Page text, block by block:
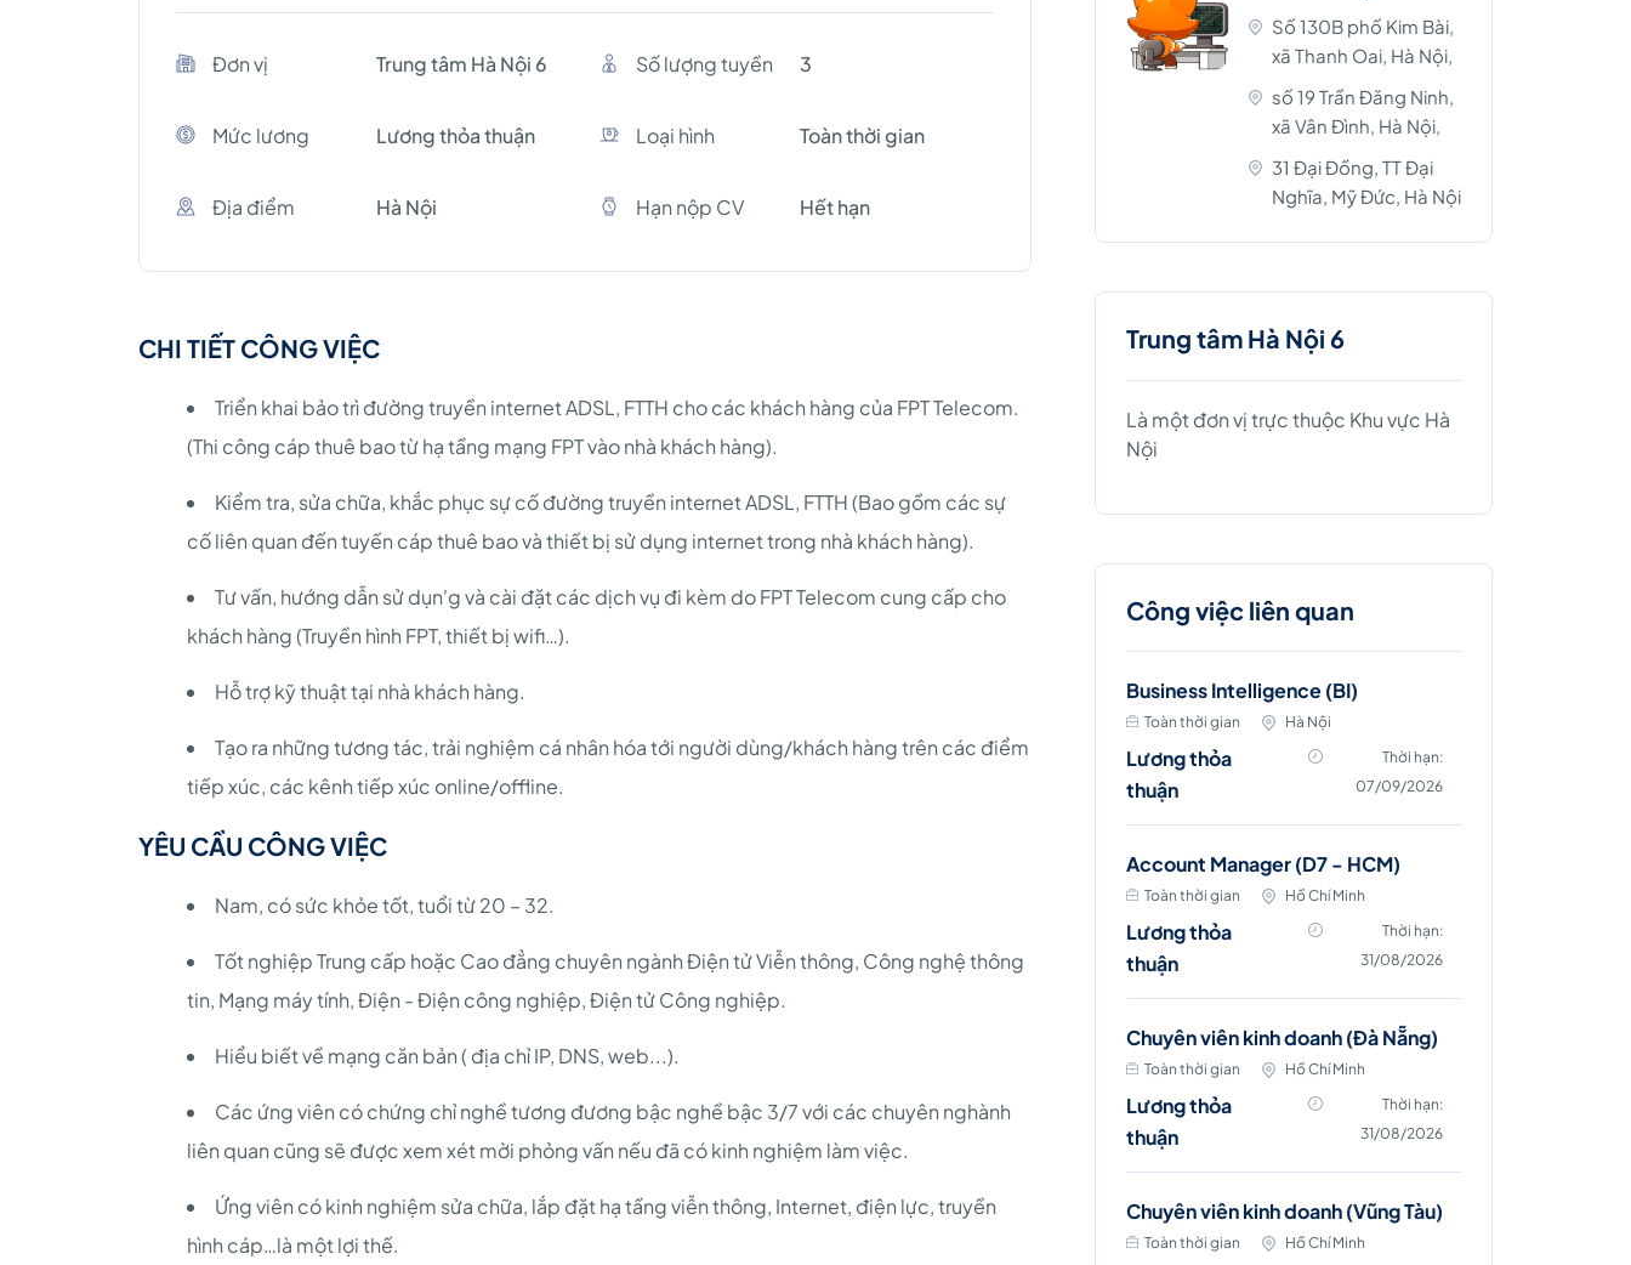
Đơn vị Trung tâm Hà Nội 6 Số lượng tuyền 3
Mức lương Lương thỏa thuận Loại hình Toàn thời gian
Địa điểm Hà Nội Hạn nộp CV Hết hạn
CHI TIẾT CÔNG VIỆC
Triển khai bảo trì đường truyền internet ADSL, FTTH cho các khách hàng của FPT Telecom.
(Thi công cáp thuê bao từ hạ tầng mạng FPT vào nhà khách hàng).
Kiểm tra, sửa chữa, khắc phục sự cố đường truyền internet ADSL, FTTH (Bao gồm các sự
cố liên quan đến tuyến cáp thuê bao và thiết bị sử dụng internet trong nhà khách hàng).
Tư vấn, hướng dẫn sử dụn'g và cài đặt các dịch vụ đi kèm do FPT Telecom cung cấp cho
khách hàng (Truyền hình FPT, thiết bị wifi…).
Hỗ trợ kỹ thuật tại nhà khách hàng.
Tạo ra những tương tác, trải nghiệm cá nhân hóa tới người dùng/khách hàng trên các điểm
tiếp xúc, các kênh tiếp xúc online/offline.
YÊU CẦU CÔNG VIỆC
Nam, có sức khỏe tốt, tuổi từ 20 – 32.
Tốt nghiệp Trung cấp hoặc Cao đẳng chuyên ngành Điện tử Viễn thông, Công nghệ thông
tin, Mạng máy tính, Điện - Điện công nghiệp, Điện tử Công nghiệp.
Hiểu biết về mạng căn bản ( địa chỉ IP, DNS, web...).
Các ứng viên có chứng chỉ nghề tương đương bậc nghề bậc 3/7 với các chuyên nghành
liên quan cũng sẽ được xem xét mời phỏng vấn nếu đã có kinh nghiệm làm việc.
Ứng viên có kinh nghiệm sửa chữa, lắp đặt hạ tầng viễn thông, Internet, điện lực, truyền
hình cáp…là một lợi thế.
Số 130B phố Kim Bài,
xã Thanh Oai, Hà Nội,
số 19 Trần Đăng Ninh,
xã Vân Đình, Hà Nội,
31 Đại Đồng, TT Đại
Nghĩa, Mỹ Đức, Hà Nội
Trung tâm Hà Nội 6
Là một đơn vị trực thuộc Khu vực Hà
Nội
Công việc liên quan
Business Intelligence (BI)
Toàn thời gian Hà Nội
Lương thỏa
thuận
Thời hạn:
07/09/2026
Account Manager (D7 - HCM)
Toàn thời gian Hồ Chí Minh
Lương thỏa
thuận
Thời hạn:
31/08/2026
Chuyên viên kinh doanh (Đà Nẵng)
Toàn thời gian Hồ Chí Minh
Lương thỏa
thuận
Thời hạn:
31/08/2026
Chuyên viên kinh doanh (Vũng Tàu)
Toàn thời gian Hồ Chí Minh